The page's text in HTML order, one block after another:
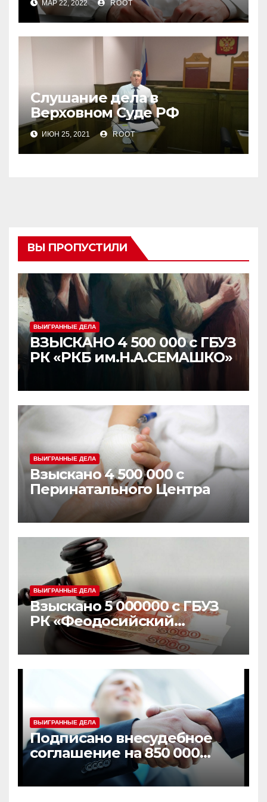
судебно-психиатрической
экспертизы
МАР 22, 2022 ROOT
Слушание дела в
Верховном Суде РФ
ИЮН 25, 2021 ROOT
ВЫ ПРОПУСТИЛИ
ВЫИГРАННЫЕ ДЕЛА
ВЗЫСКАНО 4 500 000 с ГБУЗ
РК «РКБ им.Н.А.СЕМАШКО»
ВЫИГРАННЫЕ ДЕЛА
Взыскано 4 500 000 с
Перинатального Центра
ВЫИГРАННЫЕ ДЕЛА
Взыскано 5 000000 с ГБУЗ
РК «Феодосийский
медицинский центр» и с
ГБУЗ РК
«Симферопольская
городская клиническая
экспертиза №7»
ВЫИГРАННЫЕ ДЕЛА
Подписано внесудебное
соглашение на 850 000
рублей